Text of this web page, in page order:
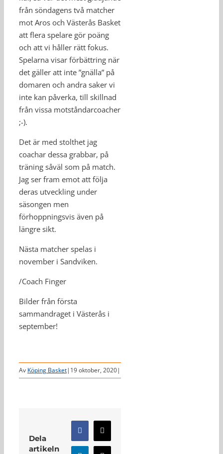
från söndagens två matcher
mot Aros och Västerås Basket
att flera spelare gör poäng
och att vi håller rätt fokus.
Spelarna visar förbättring när
det gäller att inte ”gnälla” på
domaren och andra saker vi
inte kan påverka, till skillnad
från vissa motståndarcoacher
;-).
Det är med stolthet jag
coachar dessa grabbar, på
träning såväl som på match.
Jag ser fram emot att följa
deras utveckling under
säsongen men
förhoppningsvis även på
längre sikt.
Nästa matcher spelas i
november i Sandviken.
/Coach Finger
Bilder från första
sammandraget i Västerås i
september!
Av Köping Basket| 19 oktober, 2020|
Dela
artikeln
Facebook
X